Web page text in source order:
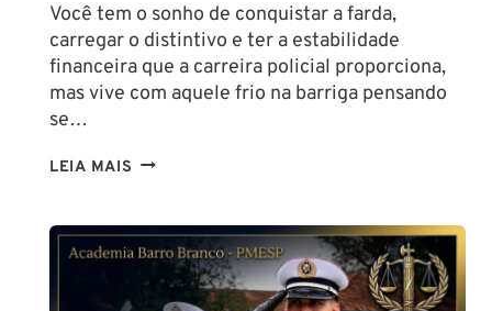
Você tem o sonho de conquistar a farda,
carregar o distintivo e ter a estabilidade
financeira que a carreira policial proporciona,
mas vive com aquele frio na barriga pensando
se…
LEIA MAIS TENHO
SER
POLICIAL?
DESCUBRA